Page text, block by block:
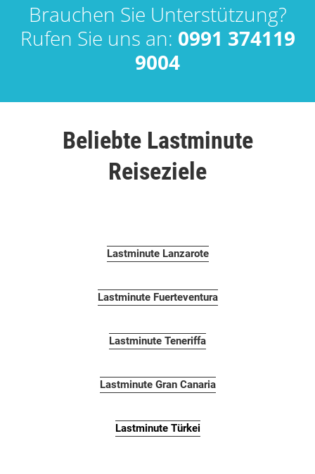
Brauchen Sie Unterstützung?
Rufen Sie uns an: 0991 374119
9004
Beliebte Lastminute
Reiseziele
Lastminute Lanzarote
Lastminute Fuerteventura
Lastminute Teneriffa
Lastminute Gran Canaria
Lastminute Türkei